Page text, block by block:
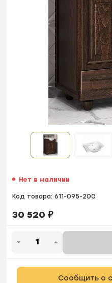
Нет в наличии
Код товара: 611-095-200
30 520 ₽
Сообщить о